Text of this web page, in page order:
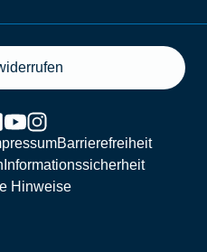
Barrierefreiheit
Informationssicherheit
Hinweise